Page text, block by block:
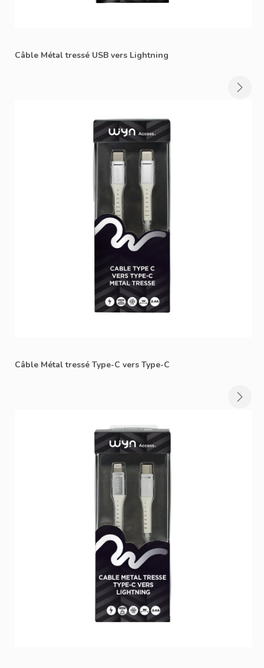
Câble Métal tressé USB vers Lightning
Câble Métal tressé Type-C vers Type-C